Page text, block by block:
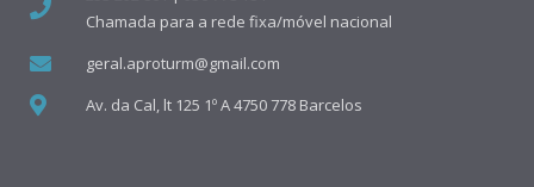
Chamada para a rede fixa/móvel nacional
geral.aproturm@gmail.com
Av. da Cal, lt 125 1º A 4750 778 Barcelos